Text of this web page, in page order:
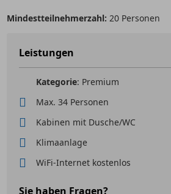
Mindestteilnehmerzahl: 20 Personen
Leistungen
Kategorie: Premium
Max. 34 Personen
Kabinen mit Dusche/WC
Klimaanlage
WiFi-Internet kostenlos
Sie haben Fragen?